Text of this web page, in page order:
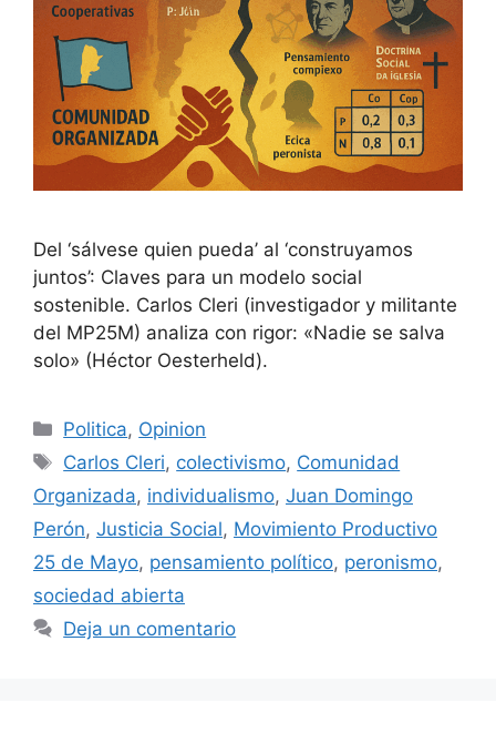
Del ‘sálvese quien pueda’ al ‘construyamos
juntos’: Claves para un modelo social
sostenible. Carlos Cleri (investigador y militante
del MP25M) analiza con rigor: «Nadie se salva
solo» (Héctor Oesterheld).
Politica, Opinion
Carlos Cleri, colectivismo, Comunidad
Organizada, individualismo, Juan Domingo
Perón, Justicia Social, Movimiento Productivo
25 de Mayo, pensamiento político, peronismo,
sociedad abierta
Deja un comentario